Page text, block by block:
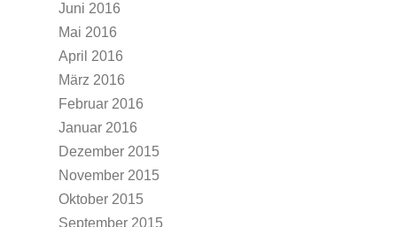
Juni 2016
Mai 2016
April 2016
März 2016
Februar 2016
Januar 2016
Dezember 2015
November 2015
Oktober 2015
September 2015